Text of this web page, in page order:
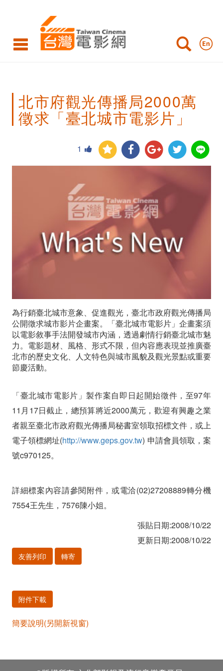
府
光
播
2000
「臺
北
市
電
影
片」
北市府觀光傳播局2000萬
徵求「臺北城市電影片」
1
為行銷臺北城市意象、促進觀光，臺北市政府觀光傳播局
公開徵求城市影片企畫案。「臺北城市電影片」企畫案須
以電影敘事手法開發城市內涵，透過劇情行銷臺北城市魅
力。電影題材、風格、形式不限，但內容應表現並推廣臺
北市的歷史文化、人文特色與城市風貌及觀光景點或重要
節慶活動。
「臺北城市電影片」製作案自即日起開始徵件，至97年
11月17日截止，總預算將近2000萬元，歡迎有興趣之業
者親至臺北市政府觀光傳播局秘書室領取招標文件，或上
電子領標網址(http://www.geps.gov.tw) 申請會員領取，案
號c970125。
詳細標案內容請參閱附件，或電洽(02)27208889轉分機
7554王先生，7576陳小姐。
張貼日期:2008/10/22
更新日期:2008/10/22
友善列印 轉寄
附件下載
簡要說明(另開新視窗)